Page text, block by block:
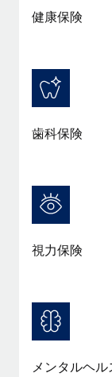
Compliance
デバイス管理
ITデバイスを
法人設立
移住・転勤
従業員の異動
福利厚生
従業員の福利厚
グローバル給与
EORおよびPEO
契約社員管理
ブログを読む
ブログ
よび
プラス）
業務に最適な人
健康保険
歯科保険
視力保険
メンタルヘル